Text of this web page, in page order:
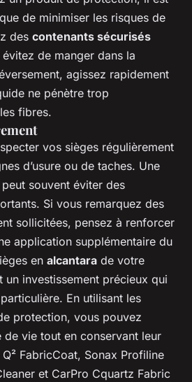
de minimiser les risques de
des contenants sécurisés
de manger dans la
agissez rapidement
ne pénètre trop
fibres.
vos sièges régulièrement
d’usure ou de taches. Une
peut souvent éviter des
Si vous remarquez des
sollicitées, pensez à renforcer
application supplémentaire du
en alcantara de votre
investissement précieux qui
En utilisant les
protection, vous pouvez
vie tout en conservant leur
FabricCoat, Sonax Profiline
et CarPro Cquartz Fabric